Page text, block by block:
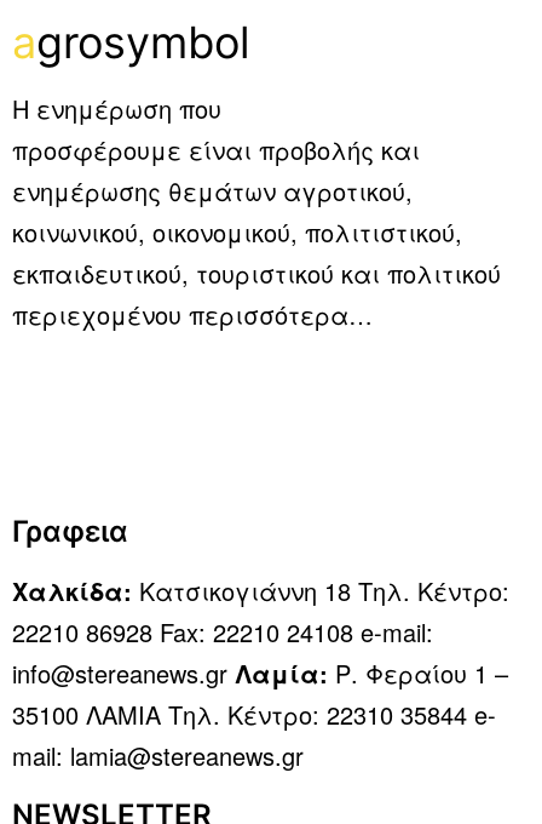
agrosymbol
Η ενημέρωση που
προσφέρουμε είναι προβολής και
ενημέρωσης θεμάτων αγροτικού,
κοινωνικού, οικονομικού, πολιτιστικού,
εκπαιδευτικού, τουριστικού και πολιτικού
περιεχομένου περισσότερα…
Γραφεια
Χαλκίδα: Κατσικογιάννη 18 Τηλ. Κέντρο:
22210 86928 Fax: 22210 24108 e-mail:
info@stereanews.gr Λαμία: Ρ. Φεραίου 1 –
35100 ΛΑΜΙΑ Τηλ. Κέντρο: 22310 35844 e-
mail: lamia@stereanews.gr
NEWSLETTER